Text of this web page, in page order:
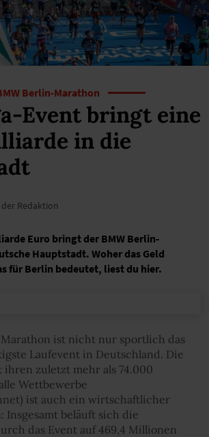
Berlin-Marathon
Event bringt eine
in die
Redaktion
Euro bringt der BMW Berlin-
Hauptstadt. Woher das Geld
für Berlin bedeutet, liest du hier.
ist nicht nur sportlich das
Laufevent in Deutschland. Die
ihren zuletzt mehr als 74.000
Wettbewerbe
ist auch ein wirtschaftlicher
Insgesamt beläuft sich die
das Event auf 469,4 Millionen